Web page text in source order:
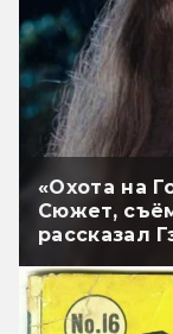
«Охота на
Сюжет,
рассказал